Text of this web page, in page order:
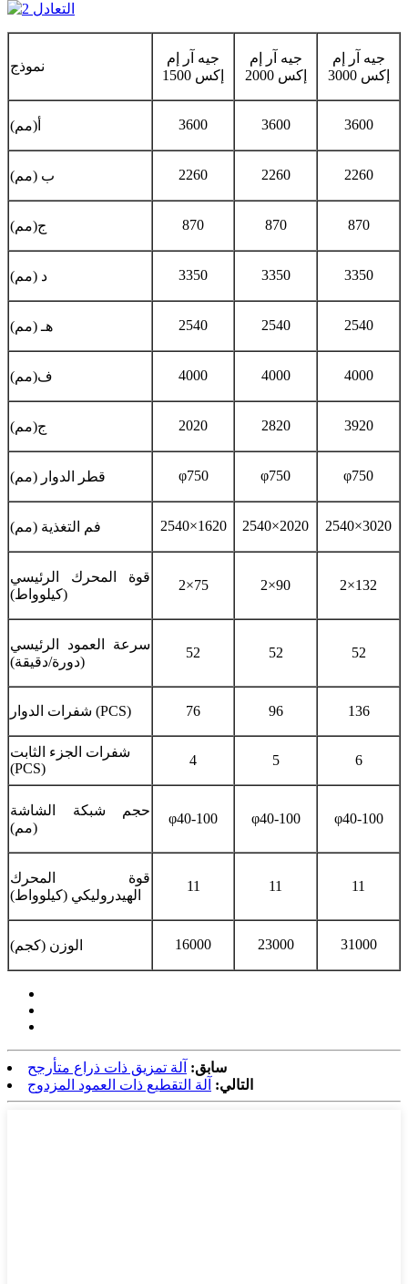
نموذج
جيه آر إم
إكس 1500
جيه آر إم
إكس 2000
جيه آر إم
إكس 3000
أ(مم) 3600 3600 3600
ب (مم) 2260 2260 2260
ج(مم) 870 870 870
د (مم) 3350 3350 3350
هـ (مم) 2540 2540 2540
ف(مم) 4000 4000 4000
ج(مم) 2020 2820 3920
قطر الدوار (مم) φ750 φ750 φ750
فم التغذية (مم) 2540×1620 2540×2020 2540×3020
قوة المحرك الرئيسي
(كيلوواط)
2×75 2×90 2×132
سرعة العمود الرئيسي
(دورة/دقيقة)
52 52 52
شفرات الدوار (PCS) 76 96 136
شفرات الجزء الثابت
(PCS)
4 5 6
حجم شبكة الشاشة
(مم)
φ40-100 φ40-100 φ40-100
قوة المحرك
الهيدروليكي (كيلوواط)
11 11 11
الوزن (كجم) 16000 23000 31000
سابق: آلة تمزيق ذات ذراع متأرجح
التالي: آلة التقطيع ذات العمود المزدوج